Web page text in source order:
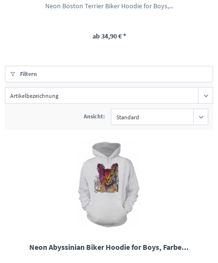
Neon Boston Terrier Biker Hoodie for Boys,...
ab 34,90 € *
Filtern
Ansicht:
Neon Abyssinian Biker Hoodie for Boys, Farbe...